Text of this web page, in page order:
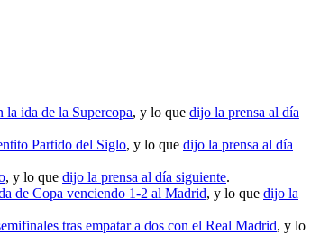
la ida de la Supercopa, y lo que dijo la prensa al día
Partido del Siglo, y lo que dijo la prensa al día
, y lo que dijo la prensa al día siguiente.
de Copa venciendo 1-2 al Madrid, y lo que dijo la
tras empatar a dos con el Real Madrid, y lo